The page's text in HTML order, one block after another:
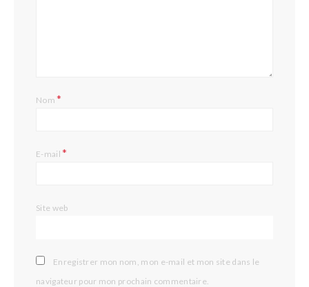
Nom*
E-mail*
Site web
Enregistrer mon nom, mon e-mail et mon site dans le
navigateur pour mon prochain commentaire.